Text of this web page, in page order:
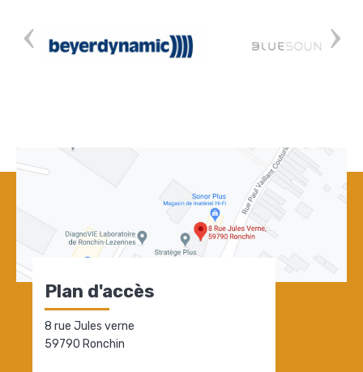
Plan d'accès
8 rue Jules verne
59790 Ronchin